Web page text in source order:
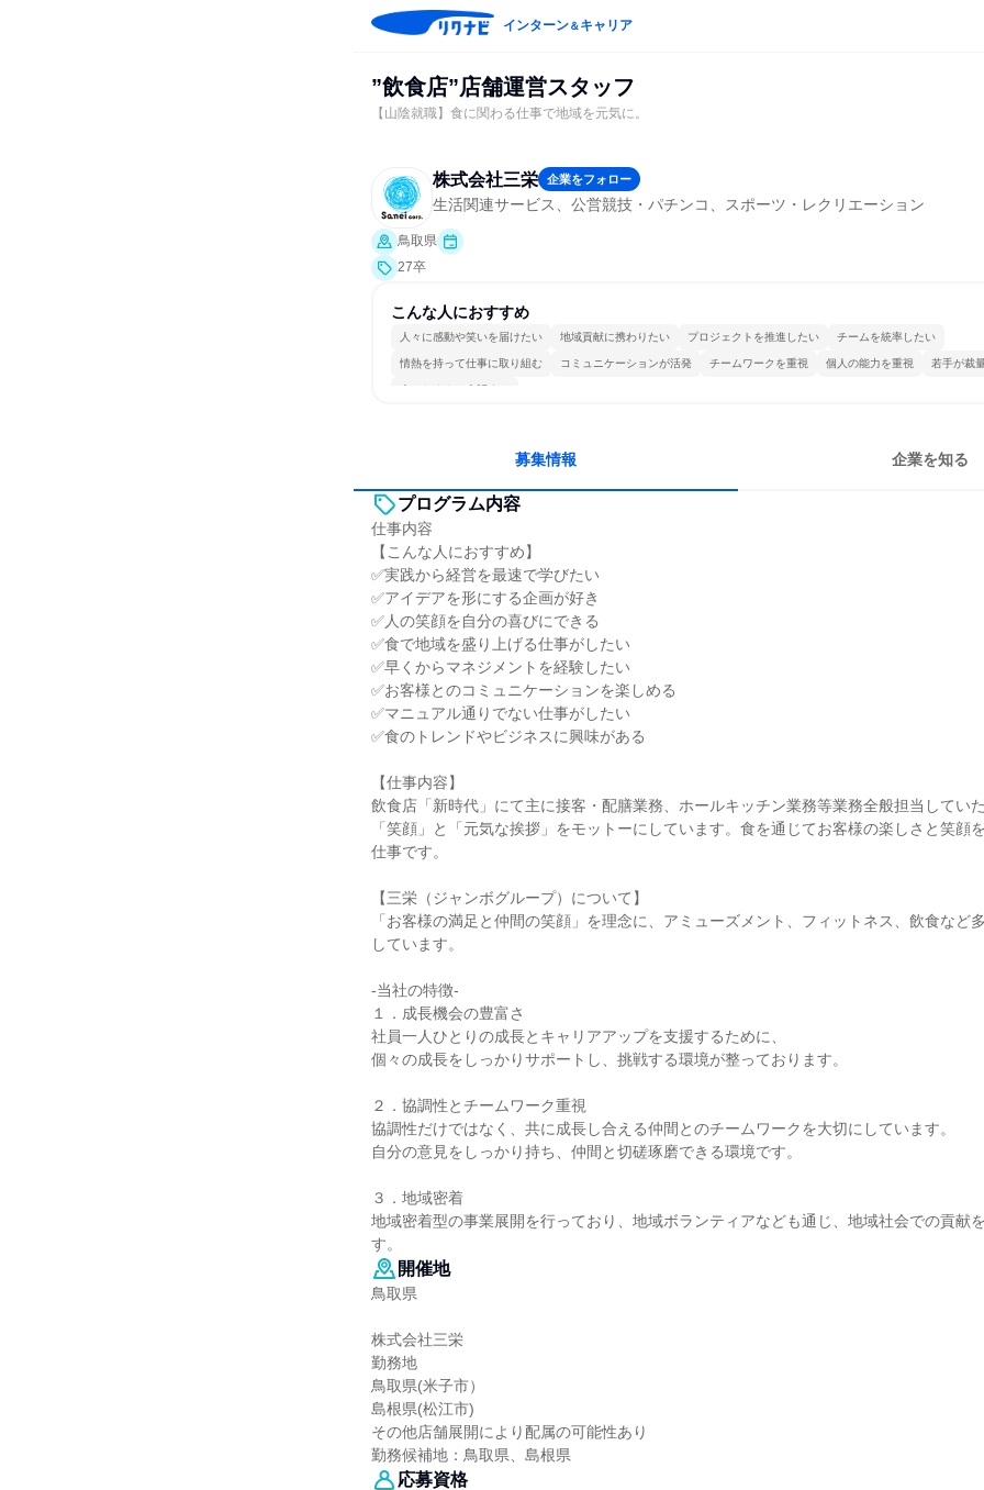
インターン＆キャリア
”飲食店”店舗運営スタッフ
【山陰就職】食に関わる仕事で地域を元気に。
株式会社三栄 企業をフォロー
生活関連サービス、公営競技・パチンコ、スポーツ・レクリエーション
鳥取県
27卒
こんな人におすすめ
人々に感動や笑いを届けたい 地域貢献に携わりたい プロジェクトを推進したい チームを統率したい
情熱を持って仕事に取り組む コミュニケーションが活発 チームワークを重視 個人の能力を重視 若手が裁
人とたくさん会話する
募集情報 企業を知る
プログラム内容
仕事内容
【こんな人におすすめ】
✅実践から経営を最速で学びたい
✅アイデアを形にする企画が好き
✅人の笑顔を自分の喜びにできる
✅食で地域を盛り上げる仕事がしたい
✅早くからマネジメントを経験したい
✅お客様とのコミュニケーションを楽しめる
✅マニュアル通りでない仕事がしたい
✅食のトレンドやビジネスに興味がある
【仕事内容】
飲食店「新時代」にて主に接客・配膳業務、ホールキッチン業務等業務全般担当してい
「笑顔」と「元気な挨拶」をモットーにしています。食を通じてお客様の楽しさと笑顔
仕事です。
【三栄（ジャンボグループ）について】
「お客様の満足と仲間の笑顔」を理念に、アミューズメント、フィットネス、飲食など
しています。
-当社の特徴-
１．成長機会の豊富さ
社員一人ひとりの成長とキャリアアップを支援するために、
個々の成長をしっかりサポートし、挑戦する環境が整っております。
２．協調性とチームワーク重視
協調性だけではなく、共に成長し合える仲間とのチームワークを大切にしています。
自分の意見をしっかり持ち、仲間と切磋琢磨できる環境です。
３．地域密着
地域密着型の事業展開を行っており、地域ボランティアなども通じ、地域社会での貢献
す。
開催地
鳥取県
株式会社三栄
勤務地
鳥取県(米子市）
島根県(松江市)
その他店舗展開により配属の可能性あり
勤務候補地：鳥取県、島根県
応募資格